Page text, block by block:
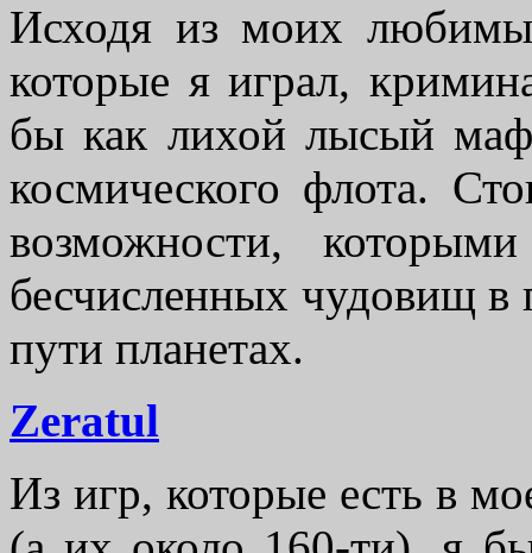
Исходя из моих
которые я играл,
бы как лихой лысый
космического флота.
возможности,
бесчисленных чудовищ в
пути планетах.
Zeratul
Из игр, которые есть в